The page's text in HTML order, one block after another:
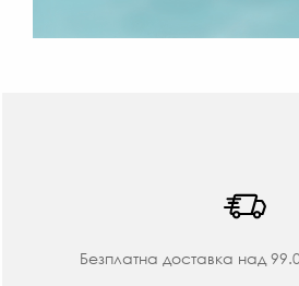
Безплатна доставка над